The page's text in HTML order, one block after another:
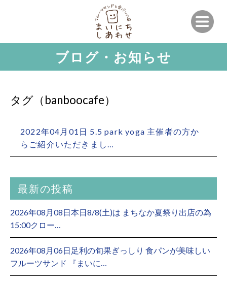
ブログ・お知らせ
タグ（banboocafe）
2022年04月01日 5.5 park yoga 主催者の方か
らご紹介いただきまし…
最新の投稿
2026年08月08日本日8/8(土)は まちなか夏祭り出店の為
15:00クロー…
2026年08月06日足利の旬果ぎっしり 食パンが美味しい
フルーツサンド 『まいに…